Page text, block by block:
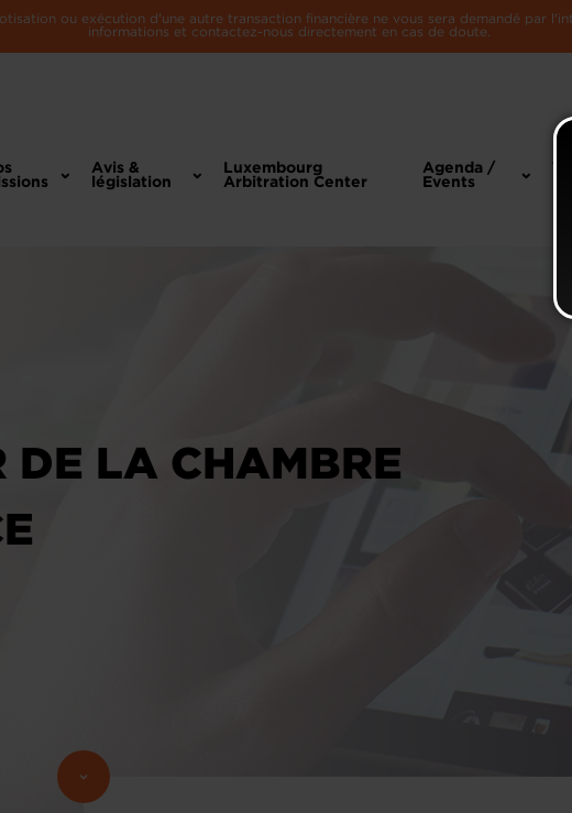
ou exécution d'une autre transaction financière ne vous sera demandé par
informations et contactez-nous directement en cas de doute.
Avis &
législation
Luxembourg
Arbitration Center
Agenda /
Events
DE LA CHAMBRE